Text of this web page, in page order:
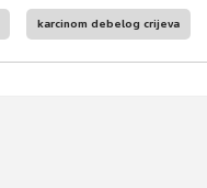
karcinom debelog crijeva